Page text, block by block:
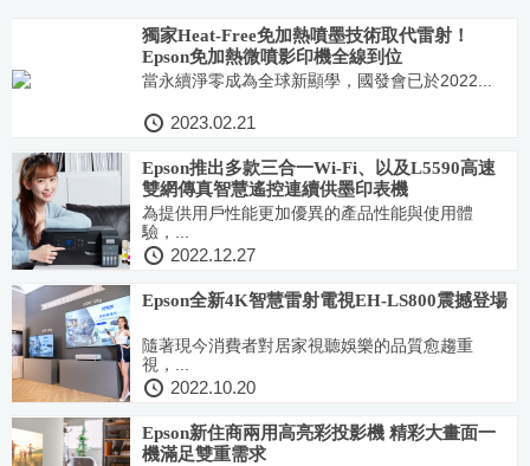
獨家Heat-Free免加熱噴墨技術取代雷射！
Epson免加熱微噴影印機全線到位
當永續淨零成為全球新顯學，國發會已於2022...
2023.02.21
Epson推出多款三合一Wi-Fi、以及L5590高速
雙網傳真智慧遙控連續供墨印表機
為提供用戶性能更加優異的產品性能與使用體
驗，...
2022.12.27
Epson全新4K智慧雷射電視EH-LS800震撼登場
隨著現今消費者對居家視聽娛樂的品質愈趨重
視，...
2022.10.20
Epson新住商兩用高亮彩投影機 精彩大畫面一
機滿足雙重需求